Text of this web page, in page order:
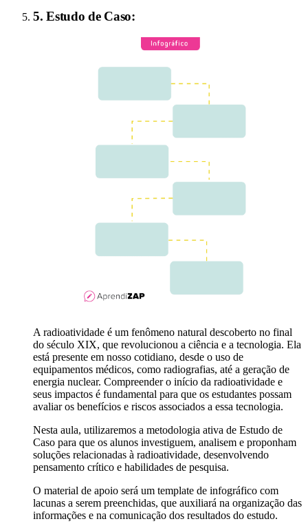
5.Estudo de Caso:
A radioatividade é um fenômeno natural descoberto no final
do século XIX, que revolucionou a ciência e a tecnologia. Ela
está presente em nosso cotidiano, desde o uso de
equipamentos médicos, como radiografias, até a geração de
energia nuclear. Compreender o início da radioatividade e
seus impactos é fundamental para que os estudantes possam
avaliar os benefícios e riscos associados a essa tecnologia.
Nesta aula, utilizaremos a metodologia ativa de Estudo de
Caso para que os alunos investiguem, analisem e proponham
soluções relacionadas à radioatividade, desenvolvendo
pensamento crítico e habilidades de pesquisa.
O material de apoio será um template de infográfico com
lacunas a serem preenchidas, que auxiliará na organização das
informações e na comunicação dos resultados do estudo.